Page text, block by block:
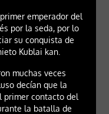
emperador del
por la seda, por lo
su conquista de
Kublai kan.
muchas veces
decían que la
primer contacto del
la batalla de